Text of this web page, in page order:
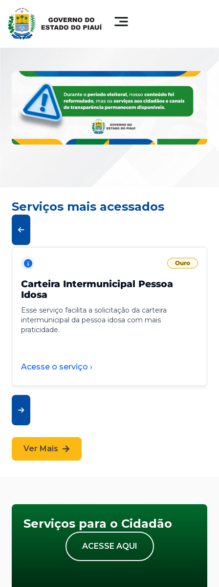
Serviços mais acessados
Ouro
Carteira Intermunicipal Pessoa
Idosa
Esse serviço facilita a solicitação da carteira
intermunicipal da pessoa idosa com mais
praticidade.
Acesse o serviço ›
Ver Mais
Serviços para o Cidadão
ACESSE AQUI